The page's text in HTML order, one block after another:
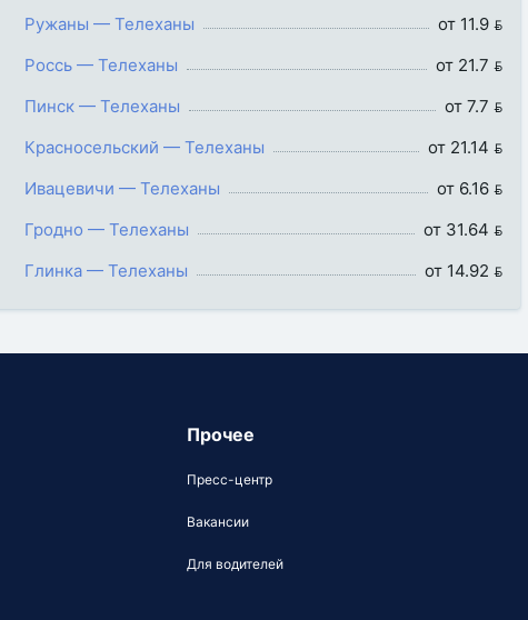
Ружаны — Телеханы
от 11.9 
Россь — Телеханы
от 21.7 
Пинск — Телеханы
от 7.7 
Красносельский — Телеханы
от 21.14 
Ивацевичи — Телеханы
от 6.16 
Гродно — Телеханы
от 31.64 
Глинка — Телеханы
от 14.92 
Прочее
Пресс-центр
Вакансии
Для водителей